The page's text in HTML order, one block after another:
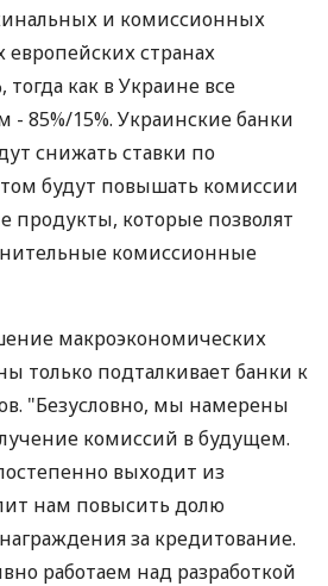
и комиссионных
европейских странах
тогда как в Украине все
- 85%/15%. Украинские банки
снижать ставки по
будут повышать комиссии
продукты, которые позволят
комиссионные
макроэкономических
только подталкивает банки к
"Безусловно, мы намерены
комиссий в будущем.
выходит из
нам повысить долю
за кредитование.
работаем над разработкой